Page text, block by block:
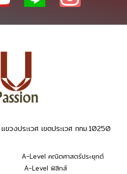
วงประเวศ เขตประเวศ กทม.10250
A-Level คณิตศาสตร์ประยุกต์
A-Level ฟิสิกส์